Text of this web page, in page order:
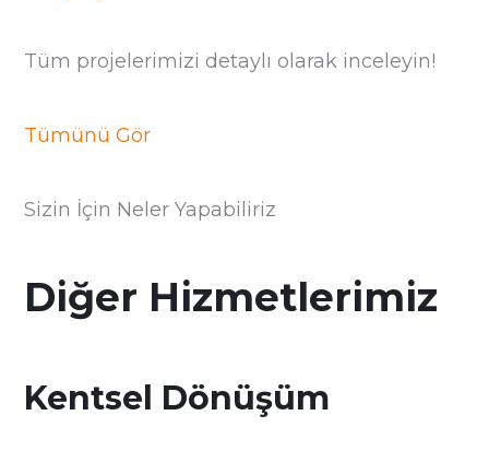
Tüm projelerimizi detaylı olarak inceleyin!
Tümünü Gör
Sizin İçin Neler Yapabiliriz
Diğer Hizmetlerimiz
Kentsel Dönüşüm